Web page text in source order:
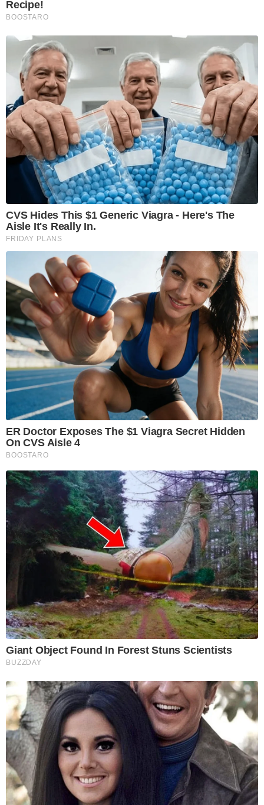
Recipe!
BOOSTARO
CVS Hides This $1 Generic Viagra - Here's The
Aisle It's Really In.
FRIDAY PLANS
ER Doctor Exposes The $1 Viagra Secret Hidden
On CVS Aisle 4
BOOSTARO
Giant Object Found In Forest Stuns Scientists
BUZZDAY